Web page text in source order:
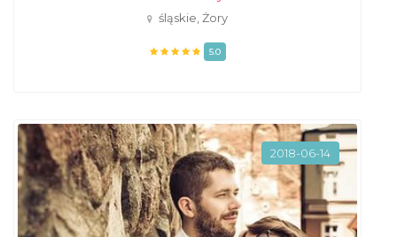
śląskie, Żory
5.0
2018-06-14